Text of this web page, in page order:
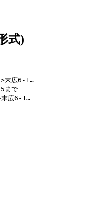
式)
末広6-1…
まで
広6-1…